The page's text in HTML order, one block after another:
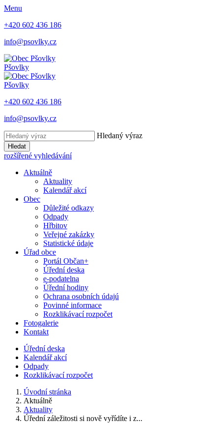
Menu
+420 602 436 186
info@psovlky.cz
Pšovlky
Pšovlky
+420 602 436 186
info@psovlky.cz
Hledaný výraz
Hledat
rozšířené vyhledávání
Aktuálně
Aktuality
Kalendář akcí
Obec
Důležité odkazy
Odpady
Hřbitov
Veřejné zakázky
Statistické údaje
Úřad obce
Portál Občan+
Úřední deska
e-podatelna
Úřední hodiny
Ochrana osobních údajú
Povinné informace
Rozklikávací rozpočet
Fotogalerie
Kontakt
Úřední deska
Kalendář akcí
Odpady
Rozklikávací rozpočet
Úvodní stránka
Aktuálně
Aktuality
Úřední záležitosti si nově vyřídíte i z...